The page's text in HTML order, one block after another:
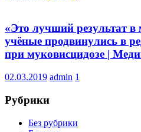
«Это лучший результат в
учёные продвинулись в
при муковисцидозе |
02.03.2019 admin 1
Рубрики
Без рубрики